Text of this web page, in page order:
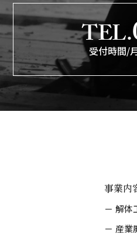
TEL.
受付時間/
事業内
解体
産業